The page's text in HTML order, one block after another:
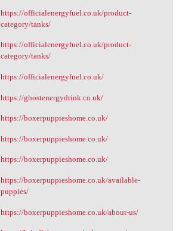
https://officialenergyfuel.co.uk/product-
category/tanks/
https://officialenergyfuel.co.uk/product-
category/tanks/
https://officialenergyfuel.co.uk/
https://ghostenergydrink.co.uk/
https://boxerpuppieshome.co.uk/
https://boxerpuppieshome.co.uk/
https://boxerpuppieshome.co.uk/
https://boxerpuppieshome.co.uk/available-
puppies/
https://boxerpuppieshome.co.uk/about-us/